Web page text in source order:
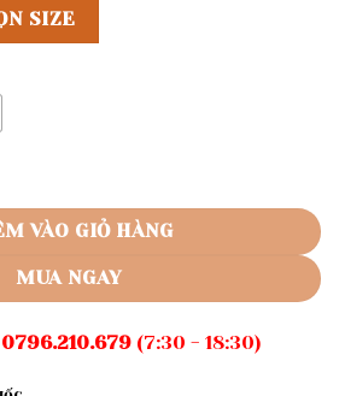
SIZE
-đầm cổ ve tay dài, váy dập ly số
VÀO GIỎ HÀNG
MUA NGAY
0796.210.679(7:30 - 18:30)